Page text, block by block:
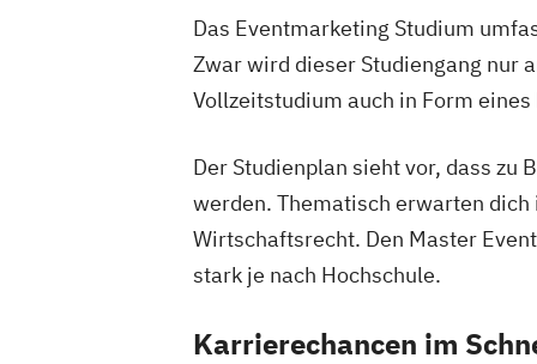
Das Eventmarketing Studium
Zwar wird dieser Studiengang nur
Vollzeitstudium auch in Form
Der Studienplan sieht vor, dass
werden. Thematisch erwarten dich
Wirtschaftsrecht. Den Master
stark je nach Hochschule.
Karrierechancen im